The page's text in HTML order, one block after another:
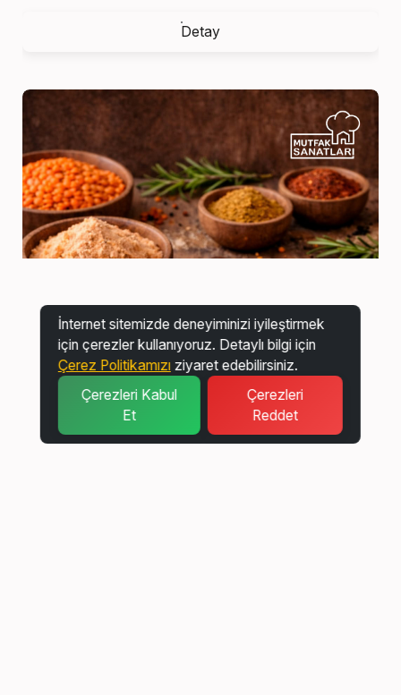
Detay
İnternet sitemizde deneyiminizi iyileştirmek
için çerezler kullanıyoruz. Detaylı bilgi için
Çerez Politikamızı ziyaret edebilirsiniz.
Çerezleri Kabul
Et
Çerezleri
Reddet